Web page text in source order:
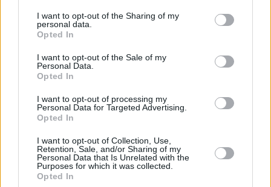
I want to opt-out of the Sharing of my
personal data.
Opted In
I want to opt-out of the Sale of my
Personal Data.
Opted In
I want to opt-out of processing my
Personal Data for Targeted Advertising.
Opted In
I want to opt-out of Collection, Use,
Retention, Sale, and/or Sharing of my
Personal Data that Is Unrelated with the
Purposes for which it was collected.
Opted In
Kuchen-Nest
Leicht
Osterbrot
Mittel
Osterhasen-Muffins
Osterzopf